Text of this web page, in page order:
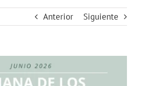
Anterior Siguiente